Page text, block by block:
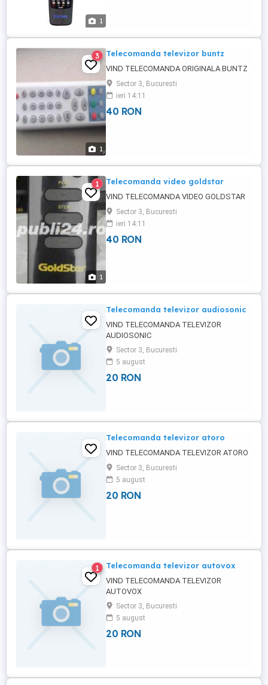
1
1
3 Telecomanda televizor buntz
VIND TELECOMANDA ORIGINALA BUNTZ
Sector 3, Bucuresti
ieri 14:11
40 RON
1
1 Telecomanda video goldstar
VIND TELECOMANDA VIDEO GOLDSTAR
Sector 3, Bucuresti
ieri 14:11
40 RON
Telecomanda televizor audiosonic
VIND TELECOMANDA TELEVIZOR
AUDIOSONIC
Sector 3, Bucuresti
5 august
20 RON
Telecomanda televizor atoro
VIND TELECOMANDA TELEVIZOR ATORO
Sector 3, Bucuresti
5 august
20 RON
1 Telecomanda televizor autovox
VIND TELECOMANDA TELEVIZOR
AUTOVOX
Sector 3, Bucuresti
5 august
20 RON